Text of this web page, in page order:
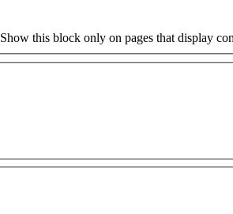
Show this block only on pages that display